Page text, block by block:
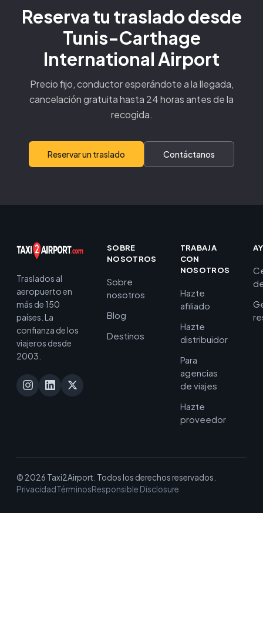
Reserva tu traslado desde
Tunis-Carthage
International Airport
Precio fijo, conductor esperándote a la llegada,
cancelación gratuita hasta 24 horas antes de la
recogida.
Reservar un traslado Contáctanos
Traslados al
aeropuerto en
más de 150
países. La
confianza de los
viajeros desde
2003.
SOBRE
NOSOTROS
Sobre
nosotros
Blog
Destinos
TRABAJA
CON
NOSOTROS
Hazte
afiliado
Hazte
distribuidor
Para
agencias
de viajes
Hazte
proveedor
© 2026 Taxi2Airport. Todos los derechos reservados.
PrivacidadTérminosResponsible Disclosure